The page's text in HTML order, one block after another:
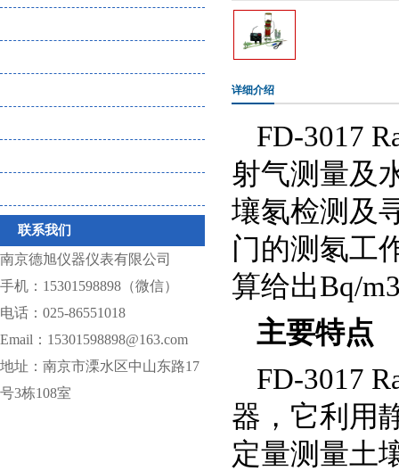
联系我们
南京德旭仪器仪表有限公司
手机：15301598898（微信）
电话：025-86551018
Email：15301598898@163.com
地址：南京市溧水区中山东路17
号3栋108室
详细介绍
FD-3017
射气测量及
壤氡检测及
门的测氡工
算给出Bq/
主要特点
FD-3017
器，它利用
定量测量土